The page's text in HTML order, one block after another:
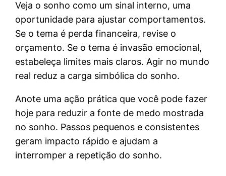
Veja o sonho como um sinal interno, uma
oportunidade para ajustar comportamentos.
Se o tema é perda financeira, revise o
orçamento. Se o tema é invasão emocional,
estabeleça limites mais claros. Agir no mundo
real reduz a carga simbólica do sonho.
Anote uma ação prática que você pode fazer
hoje para reduzir a fonte de medo mostrada
no sonho. Passos pequenos e consistentes
geram impacto rápido e ajudam a
interromper a repetição do sonho.